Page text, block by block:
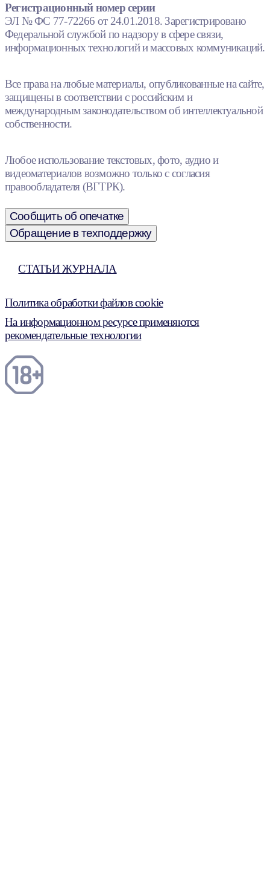
Регистрационный номер серии
ЭЛ № ФС 77-72266 от 24.01.2018. Зарегистрировано
Федеральной службой по надзору в сфере связи,
информационных технологий и массовых коммуникаций.
Все права на любые материалы, опубликованные на сайте,
защищены в соответствии с российским и
международным законодательством об интеллектуальной
собственности.
Любое использование текстовых, фото, аудио и
видеоматериалов возможно только с согласия
правообладателя (ВГТРК).
Сообщить об опечатке
Обращение в техподдержку
СТАТЬИ ЖУРНАЛА
Политика обработки файлов cookie
На информационном ресурсе применяются
рекомендательные технологии